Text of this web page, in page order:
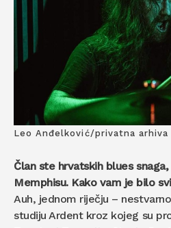
Leo Anđelković/privatna arhiva
Član ste hrvatskih blues
Memphisu. Kako vam je bilo
Auh, jednom riječju –
studiju Ardent kroz kojeg su